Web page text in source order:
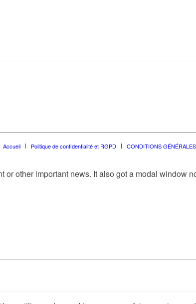
Accueil Politique de confidentialité et RGPD CONDITIONS
other important news. It also got a modal window